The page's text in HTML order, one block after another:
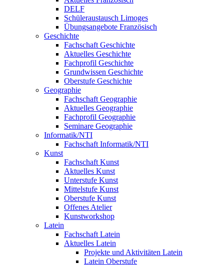
DELF
Schüleraustausch Limoges
Übungsangebote Französisch
Geschichte
Fachschaft Geschichte
Aktuelles Geschichte
Fachprofil Geschichte
Grundwissen Geschichte
Oberstufe Geschichte
Geographie
Fachschaft Geographie
Aktuelles Geographie
Fachprofil Geographie
Seminare Geographie
Informatik/NTI
Fachschaft Informatik/NTI
Kunst
Fachschaft Kunst
Aktuelles Kunst
Unterstufe Kunst
Mittelstufe Kunst
Oberstufe Kunst
Offenes Atelier
Kunstworkshop
Latein
Fachschaft Latein
Aktuelles Latein
Projekte und Aktivitäten Latein
Latein Oberstufe